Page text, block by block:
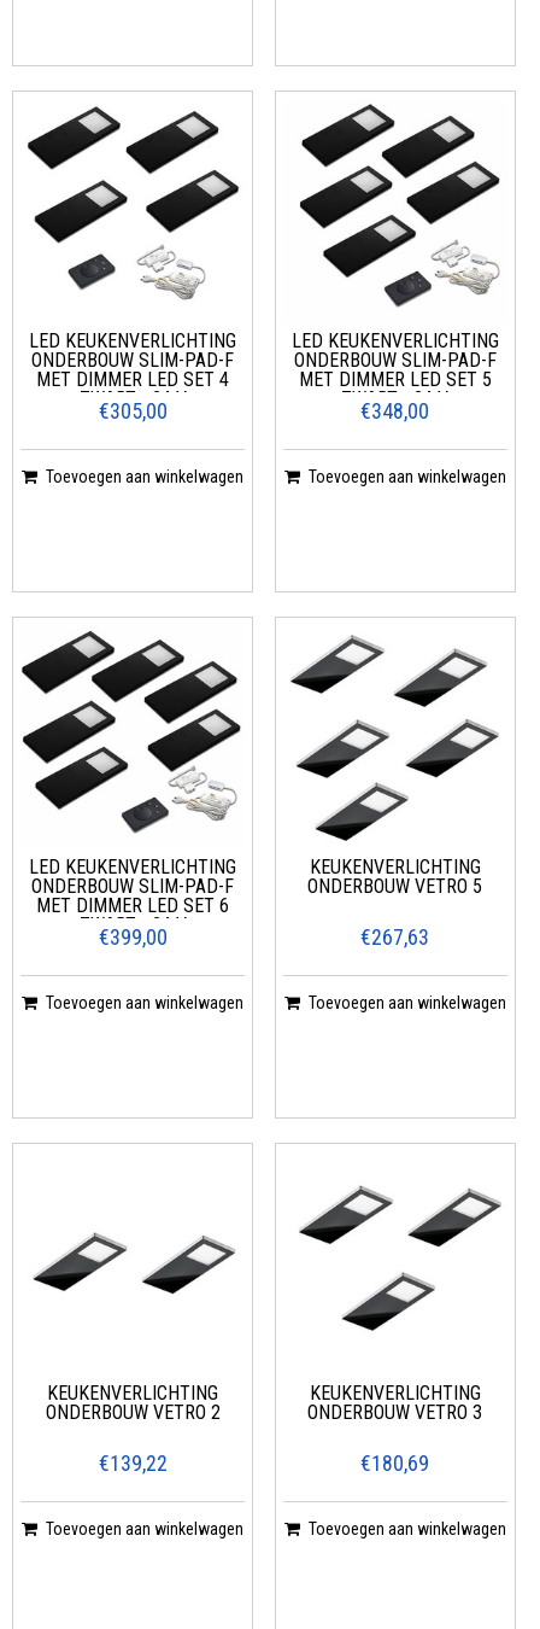
LED KEUKENVERLICHTING
ONDERBOUW SLIM-PAD-F
MET DIMMER LED SET 4
ZWART - 24 V
€305,00
Toevoegen aan winkelwagen
LED KEUKENVERLICHTING
ONDERBOUW SLIM-PAD-F
MET DIMMER LED SET 5
ZWART - 24 V
€348,00
Toevoegen aan winkelwagen
LED KEUKENVERLICHTING
ONDERBOUW SLIM-PAD-F
MET DIMMER LED SET 6
ZWART - 24 V
€399,00
Toevoegen aan winkelwagen
KEUKENVERLICHTING
ONDERBOUW VETRO 5
€267,63
Toevoegen aan winkelwagen
KEUKENVERLICHTING
ONDERBOUW VETRO 2
€139,22
Toevoegen aan winkelwagen
KEUKENVERLICHTING
ONDERBOUW VETRO 3
€180,69
Toevoegen aan winkelwagen